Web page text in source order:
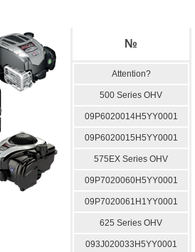
№
Attention?
500 Series OHV
09P6020014H5YY0001
09P6020015H5YY0001
575EX Series OHV
09P7020060H5YY0001
09P7020061H1YY0001
625 Series OHV
093J020033H5YY0001